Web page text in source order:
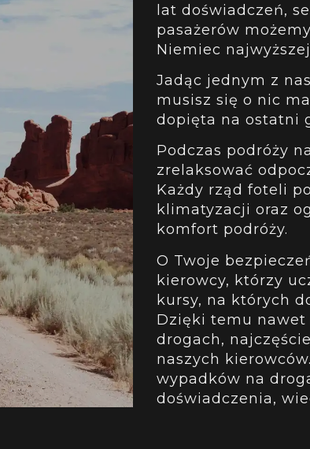
lat doświadczeń,
pasażerów
Niemiec
Jadąc jednym z
musisz się o nic
dopięta na ostatni
Podczas podróży
zrelaksować
Każdy rząd foteli
klimatyzacji oraz
komfort podróży.
O Twoje
kierowcy, którzy
kursy, na których
Dzięki temu
drogach,
naszych
wypadków na
doświadczenia,